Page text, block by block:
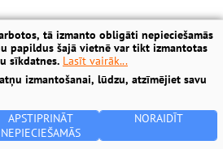
tā izmanto obligāti nepieciešamās
papildus šajā vietnē var tikt izmantotas
sīkdatnes. Lasīt vairāk...
izmantošanai, lūdzu, atzīmējiet savu
APSTIPRINĀT
NEPIECIEŠAMĀS
NORAIDĪT